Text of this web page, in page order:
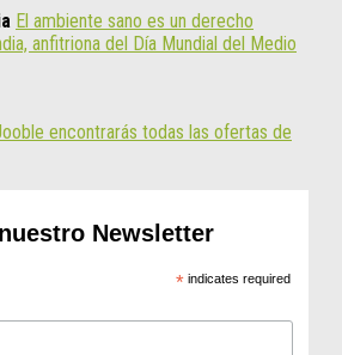
El ambiente sano es un derecho
anfitriona del Día Mundial del Medio
encontrarás todas las ofertas de
Newsletter
*indicates required